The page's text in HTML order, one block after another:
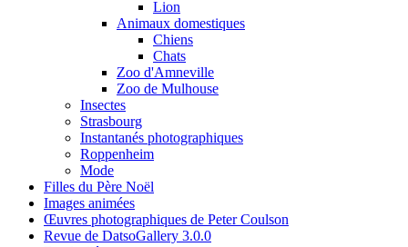
Lion
Animaux domestiques
Chiens
Chats
Zoo d'Amneville
Zoo de Mulhouse
Insectes
Strasbourg
Instantanés photographiques
Roppenheim
Mode
Filles du Père Noël
Images animées
Œuvres photographiques de Peter Coulson
Revue de DatsoGallery 3.0.0